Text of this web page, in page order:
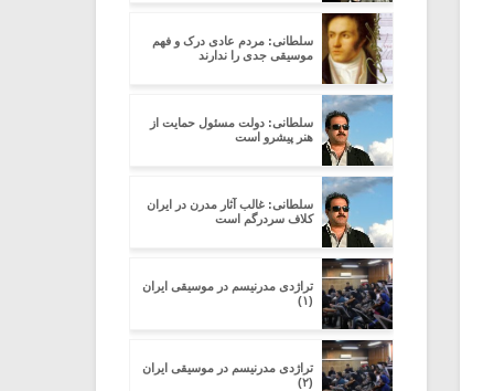
سلطانی: مردم عادی درک و فهم
موسیقی جدی را ندارند
سلطانی: دولت مسئول حمایت از
هنر پیشرو است
سلطانی: غالب آثار مدرن در ایران
کلاف سردرگم است
تراژدی مدرنیسم در موسیقی ایران
(۱)
تراژدی مدرنیسم در موسیقی ایران
(۲)